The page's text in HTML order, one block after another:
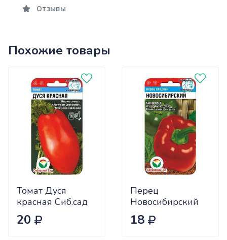
Отзывы
Похожие товары
Томат Дуся
красная Сиб.сад
Ц
20
Перец
Новосибирский
(ранний) Сиб.сад
Ц
18